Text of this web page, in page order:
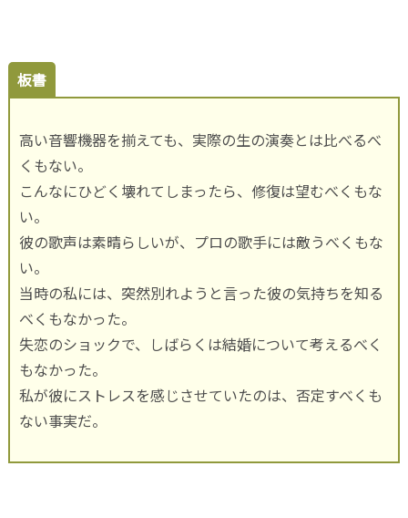
板書
高い音響機器を揃えても、実際の生の演奏とは比べるべ
くもない。
こんなにひどく壊れてしまったら、修復は望むべくもな
い。
彼の歌声は素晴らしいが、プロの歌手には敵うべくもな
い。
当時の私には、突然別れようと言った彼の気持ちを知る
べくもなかった。
失恋のショックで、しばらくは結婚について考えるべく
もなかった。
私が彼にストレスを感じさせていたのは、否定すべくも
ない事実だ。